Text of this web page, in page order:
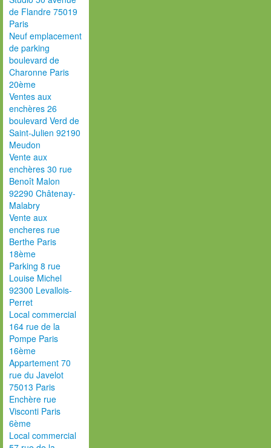
de Flandre 75019
Paris
Neuf emplacement
de parking
boulevard de
Charonne Paris
20ème
Ventes aux
enchères 26
boulevard Verd de
Saint-Julien 92190
Meudon
Vente aux
enchères 30 rue
Benoît Malon
92290 Châtenay-
Malabry
Vente aux
encheres rue
Berthe Paris
18ème
Parking 8 rue
Louise Michel
92300 Levallois-
Perret
Local commercial
164 rue de la
Pompe Paris
16ème
Appartement 70
rue du Javelot
75013 Paris
Enchère rue
Visconti Paris
6ème
Local commercial